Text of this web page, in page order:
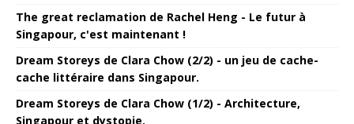
The great reclamation de Rachel Heng - Le futur à
Singapour, c'est maintenant !
Dream Storeys de Clara Chow (2/2) - un jeu de cache-
cache littéraire dans Singapour.
Dream Storeys de Clara Chow (1/2) - Architecture,
Singapour et dystopie.